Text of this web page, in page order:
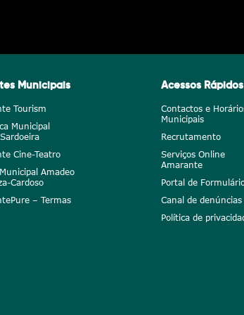
Municipais
Tourism
Municipal
Cine-Teatro
Amadeo
Cardoso
– Termas
Acessos Rápidos
Contactos e
Municipais
Recrutamento
Serviços Online
Amarante
Portal de
Canal de denúncias
Política de